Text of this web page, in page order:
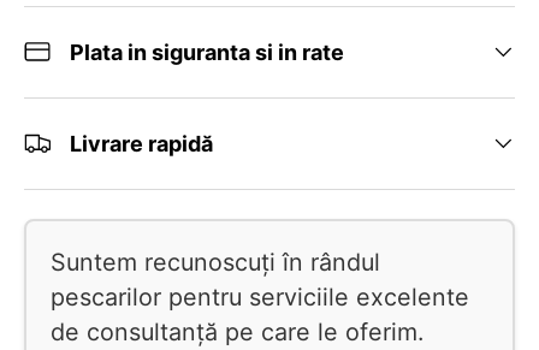
Plata in siguranta si in rate
Livrare rapidă
Suntem recunoscuți în rândul
pescarilor pentru serviciile excelente
de consultanță pe care le oferim.